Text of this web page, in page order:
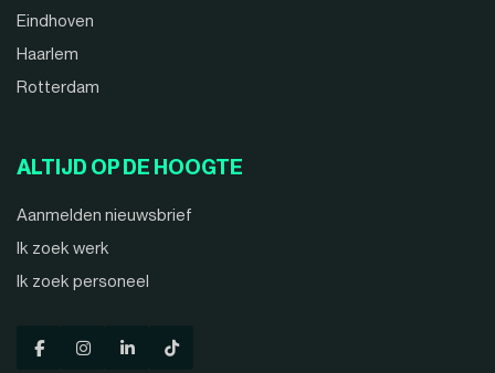
Eindhoven
Haarlem
Rotterdam
ALTIJD OP DE HOOGTE
Aanmelden nieuwsbrief
Ik zoek werk
Ik zoek personeel